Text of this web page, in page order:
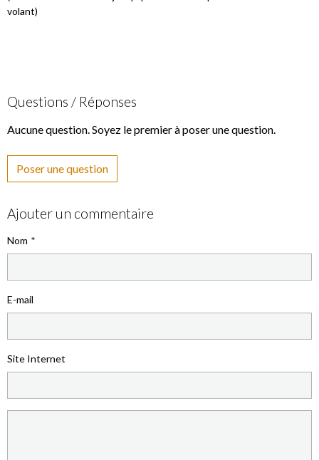
volant)
Questions / Réponses
Aucune question. Soyez le premier à poser une question.
Poser une question
Ajouter un commentaire
Nom
E-mail
Site Internet